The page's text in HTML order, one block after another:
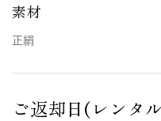
素材
正絹
ご返却日(レンタ